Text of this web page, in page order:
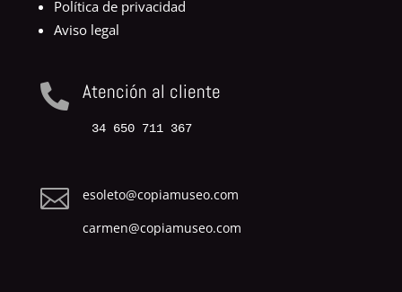
Política de privacidad
Aviso legal
 Atención al cliente
34 650 711 367

esoleto@copiamuseo.com
carmen@copiamuseo.com